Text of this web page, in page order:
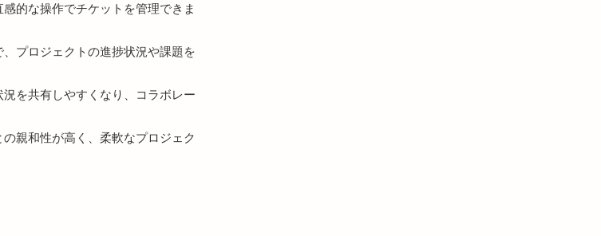
的な操作でチケットを管理できま
プロジェクトの進捗状況や課題を
を共有しやすくなり、コラボレー
親和性が高く、柔軟なプロジェク